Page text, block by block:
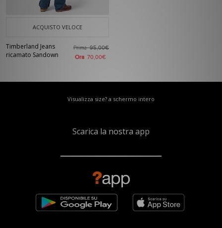
ACQUISTO VELOCE
Timberland Jeans
ricamato Sandown
Prima95,00€
Ora 70,00€
Visualizza size? a schermo intero
Scarica la nostra app